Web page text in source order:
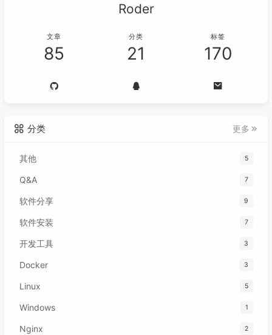
Roder
文章
85
分类
21
标签
170
分类 更多
其他 5
Q&A 7
软件分享 9
软件安装 7
开发工具 3
Docker 3
Linux 5
Windows 1
Nginx 2